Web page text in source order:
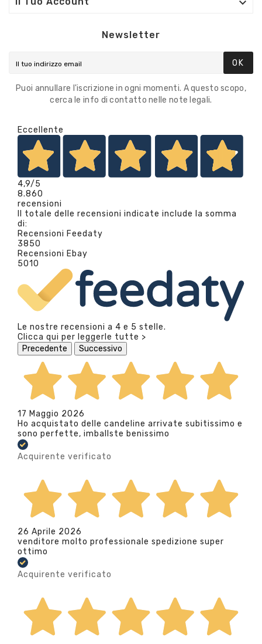
Newsletter
OK
Puoi annullare l'iscrizione in ogni momenti. A questo scopo,
cerca le info di contatto nelle note legali.
Eccellente
4,9/5
8.860
recensioni
Il totale delle recensioni indicate include la somma
di:
Recensioni Feedaty
3850
Recensioni Ebay
5010
Le nostre recensioni a 4 e 5 stelle.
Clicca qui per leggerle tutte >
Precedente
Successivo
17 Maggio 2026
Ho acquistato delle candeline arrivate subitissimo e
sono perfette, imballste benissimo
Acquirente verificato
26 Aprile 2026
venditore molto professionale spedizione super
ottimo
Acquirente verificato